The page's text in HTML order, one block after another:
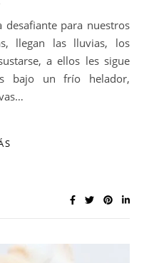
llegan las lluvias, los
a ellos les sigue
bajo un frío helador,